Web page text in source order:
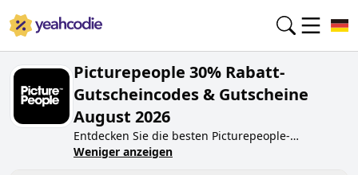
Picturepeople 30% Rabatt-
Gutscheincodes & Gutscheine
August 2026
Entdecken Sie die besten Picturepeople-
Gutscheincodes von heute für
Weniger anzeigen